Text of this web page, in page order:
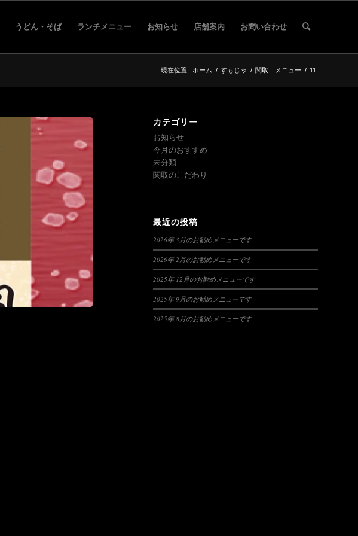
うどん・そば ランチメニュー お知らせ 店舗案内 お問い合わせ
現在位置: ホーム / すもじゃ / 関取 メニュー / 11
カテゴリー
お知らせ
今月のおすすめ
未分類
関取のこだわり
最近の投稿
2026年 3月のお勧めメニューです
2026年 2月のお勧めメニューです
2025年 12月のお勧めメニューです
2025年 9月のお勧めメニューです
2025年 8月のお勧めメニューです